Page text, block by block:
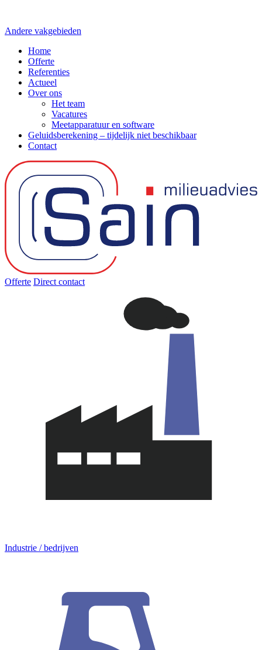
Andere vakgebieden
Home
Offerte
Referenties
Actueel
Over ons
Het team
Vacatures
Meetapparatuur en software
Geluidsberekening – tijdelijk niet beschikbaar
Contact
Offerte Direct contact
Industrie / bedrijven